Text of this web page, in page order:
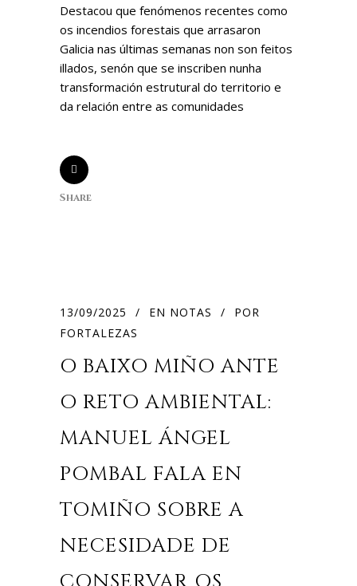
Destacou que fenómenos recentes como
os incendios forestais que arrasaron
Galicia nas últimas semanas non son feitos
illados, senón que se inscriben nunha
transformación estrutural do territorio e
da relación entre as comunidades
Share
13/09/2025 EN NOTAS
POR
FORTALEZAS
O BAIXO MIÑO ANTE
O RETO AMBIENTAL:
MANUEL ÁNGEL
POMBAL FALA EN
TOMIÑO SOBRE A
NECESIDADE DE